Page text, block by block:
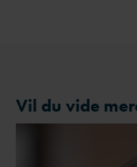
Vil du vide